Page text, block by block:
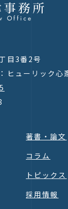
目3番2号
ヒューリック心
著書・論文
コラム
トピックス
採用情報